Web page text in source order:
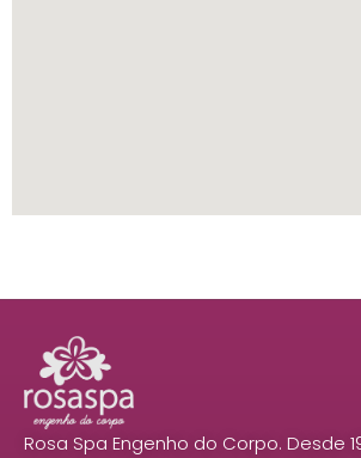
Rosa Spa Engenho do Corpo. Desde